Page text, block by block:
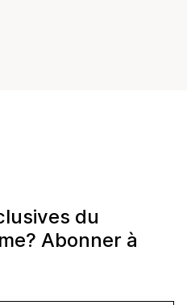
du
Abonner à